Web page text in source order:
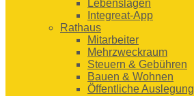
Lebenslagen
Integreat-App
Rathaus
Mitarbeiter
Mehrzweckraum
Steuern & Gebühren
Bauen & Wohnen
Öffentliche Auslegung